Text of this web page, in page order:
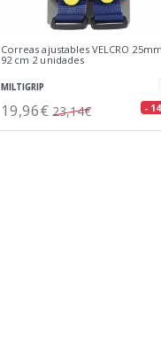
Correas ajustables VELCRO
92 cm 2 unidades
MILTIGRIP
19,96€ 23,14€ -